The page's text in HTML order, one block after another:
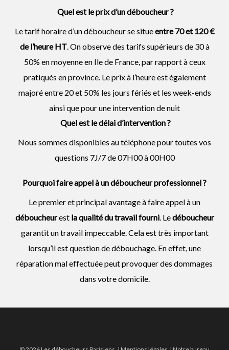
Quel est le prix d’un déboucheur ?
Le tarif horaire d’un déboucheur se situeentre 70 et 120 €
de l’heure HT. On observe des tarifs supérieurs de 30 à
50% en moyenne en Ile de France, par rapport à ceux
pratiqués en province. Le prix à l’heure est également
majoré entre 20 et 50% les jours fériés et les week-ends
ainsi que pour une intervention de nuit
Quel est le délai d’intervention ?
Nous sommes disponibles au téléphone pour toutes vos
questions 7J/7 de 07H00 à 00H00
Pourquoi faire appel à un déboucheur professionnel ?
Le premier et principal avantage à faire appel à un
déboucheurest la qualité du travail fourni. Ledéboucheur
garantit un travail impeccable. Cela est très important
lorsqu’il est question de débouchage. En effet, une
réparation mal effectuée peut provoquer des dommages
dans votre domicile.